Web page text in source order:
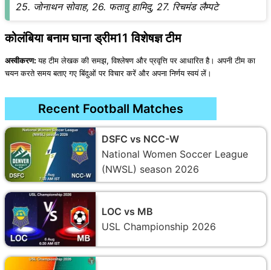
25. जोनाथन सोवाह, 26. फतावु हामिदु, 27. रिचमंड लैम्पटे
कोलंबिया बनाम घाना ड्रीम11 विशेषज्ञ टीम
अस्वीकरण:यह टीम लेखक की समझ, विश्लेषण और प्रवृत्ति पर आधारित है। अपनी टीम का
चयन करते समय बताए गए बिंदुओं पर विचार करें और अपना निर्णय स्वयं लें।
Recent Football Matches
DSFC vs NCC-W
National Women Soccer League
(NWSL) season 2026
LOC vs MB
USL Championship 2026